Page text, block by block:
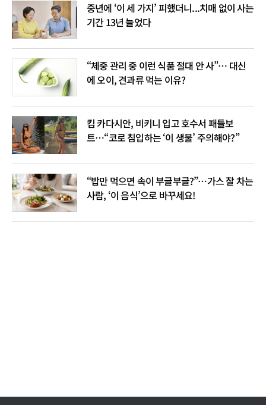
중년에 ‘이 세 가지’ 피했더니...치매 없이 사는
기간 13년 늘었다
“체중 관리 중 이런 식품 절대 안 사”… 대신
에 오이, 견과류 먹는 이유?
킴 카다시안, 비키니 입고 호수서 패들보
트…“코로 침입하는 ‘이 생물’ 주의해야?”
“밥만 먹으면 속이 부글부글?”…가스 잘 차는
사람, ‘이 음식’으로 바꾸세요!